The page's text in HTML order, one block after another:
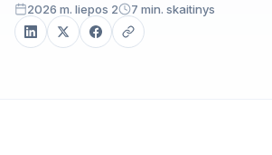
2026 m. liepos 2 7 min. skaitinys